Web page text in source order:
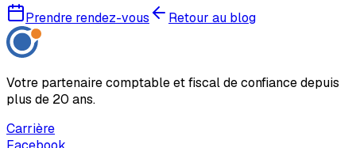
Prendre rendez-vous Retour au blog
Votre partenaire comptable et fiscal de confiance depuis
plus de 20 ans.
Carrière